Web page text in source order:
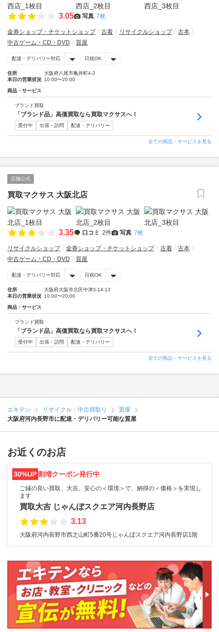
3.05 写真 7枚
金券ショップ・チケットショップ 古着 リサイクルショップ
古本
中古ゲーム・CD・DVD
質屋
配達・デリバリー対応 日祝OK
住所
大阪府八尾市亀井町4-2
本日の営業状況 10:00〜20:00
商品・サービス
ブランド買取
「ブランド品」高価買取なら買取マクサスへ！
受付中 出張・訪問 配達・デリバリー
全ての商品・サービスを見る
店舗公式
買取マクサス 大阪北店
3.35 口コミ 2件 写真 7枚
リサイクルショップ 金券ショップ・チケットショップ 古着
古本
中古ゲーム・CD・DVD
質屋
配達・デリバリー対応 日祝OK
住所
大阪府大阪市北区中津3-14-13
本日の営業状況 10:00〜20:00
商品・サービス
ブランド買取
「ブランド品」高価買取なら買取マクサスへ！
受付中 出張・訪問 配達・デリバリー
全ての商品・サービスを見る
エキテン リサイクル・中古買取り
質屋
大阪府河内長野市に配達・デリバリー可能な質屋
お近くのお店
30%UP割増クーポン発行中
ご縁の良い買取、大吉。安心の＜環境＞で、納得の＜価格＞を実現し
ます
買取大吉 じゃんぼスクエア河内長野店
3.13
大阪府河内長野市西之山町5番20号じゃんぼスクエア河内長野店1階